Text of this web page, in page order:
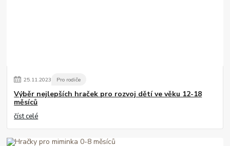
25.11.2023 Pro rodiče
Výběr nejlepších hraček pro rozvoj dětí ve věku 12-18
měsíců
číst celé